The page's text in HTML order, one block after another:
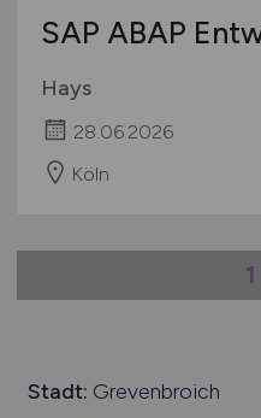
SAP ABAP
Hays
28.06.2026
Köln
1
Stadt: Grevenbroich